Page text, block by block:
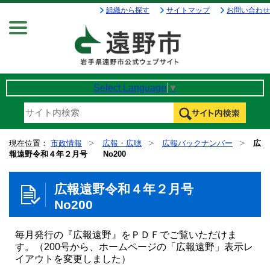
組織から探す サイトマップ お問い合わせ
Select Language ▼
現在位置： 市政情報 広報・広聴 広報バックナンバー
広
報遠野令和４年２月号 No200
広報遠野令和４年２月号
No200
毎月発行の『広報遠野』をＰＤＦでご覧いただけま
す。（200号から、ホームページの「広報遠野」表示レ
イアウトを変更しました）